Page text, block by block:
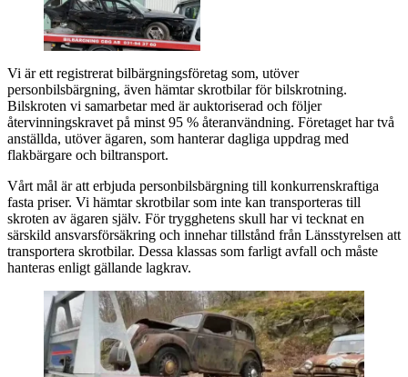
Vi är ett registrerat bilbärgningsföretag som, utöver
personbilsbärgning, även hämtar skrotbilar för bilskrotning.
Bilskroten vi samarbetar med är auktoriserad och följer
återvinningskravet på minst 95 % återanvändning. Företaget har två
anställda, utöver ägaren, som hanterar dagliga uppdrag med
flakbärgare och biltransport.
Vårt mål är att erbjuda personbilsbärgning till konkurrenskraftiga
fasta priser. Vi hämtar skrotbilar som inte kan transporteras till
skroten av ägaren själv. För trygghetens skull har vi tecknat en
särskild ansvarsförsäkring och innehar tillstånd från Länsstyrelsen att
transportera skrotbilar. Dessa klassas som farligt avfall och måste
hanteras enligt gällande lagkrav.